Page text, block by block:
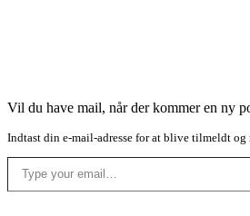
Vil du have mail, når der kommer en ny
Indtast din e-mail-adresse for at blive tilmeldt
Type your email…